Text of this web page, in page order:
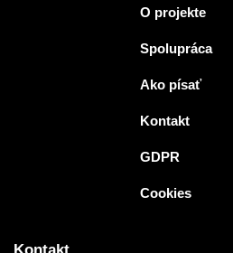
O projekte
Spolupráca
Ako písať
Kontakt
GDPR
Cookies